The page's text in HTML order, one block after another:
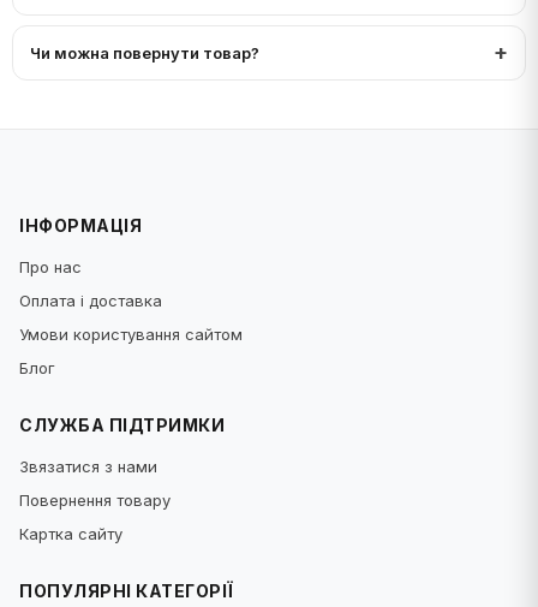
Чи можна повернути товар?
ІНФОРМАЦІЯ
Про нас
Оплата і доставка
Умови користування сайтом
Блог
СЛУЖБА ПІДТРИМКИ
Звязатися з нами
Повернення товару
Картка сайту
ПОПУЛЯРНІ КАТЕГОРІЇ